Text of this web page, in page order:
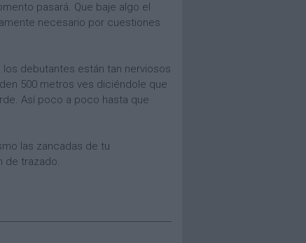
pasará. Que baje algo el
necesario por cuestiones
debutantes están tan nerviosos
500 metros ves diciéndole que
Así poco a poco hasta que
las zancadas de tu
de trazado.